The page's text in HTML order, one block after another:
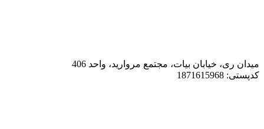
میدان ری، خیابان بیات، مجتمع مروارید، واحد 406
کدپستی: 1871615968